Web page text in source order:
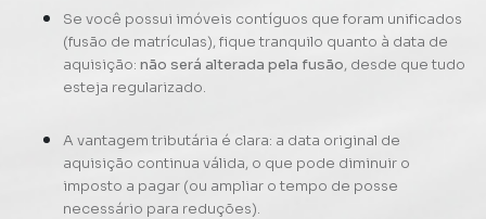
Se você possui imóveis contíguos que foram unificados
(fusão de matrículas), fique tranquilo quanto à data de
aquisição: não será alterada pela fusão, desde que tudo
esteja regularizado.
A vantagem tributária é clara: a data original de
aquisição continua válida, o que pode diminuir o
imposto a pagar (ou ampliar o tempo de posse
necessário para reduções).